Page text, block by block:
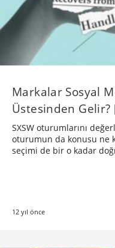
Markalar Sosyal
Üstesinden Gelir?
SXSW oturumlarını
oturumun da konusu ne
seçimi de bir o kadar
12 yıl önce